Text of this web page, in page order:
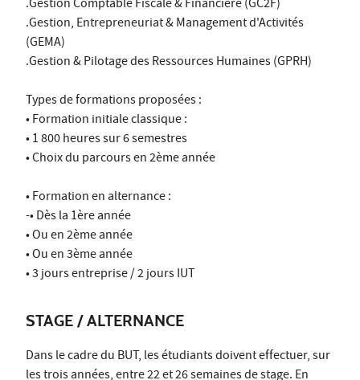
.Gestion Comptable Fiscale & Financière (GC2F)
.Gestion, Entrepreneuriat & Management d'Activités
(GEMA)
.Gestion & Pilotage des Ressources Humaines (GPRH)
Types de formations proposées :
• Formation initiale classique :
• 1 800 heures sur 6 semestres
• Choix du parcours en 2ème année
• Formation en alternance :
-• Dès la 1ère année
• Ou en 2ème année
• Ou en 3ème année
• 3 jours entreprise / 2 jours IUT
STAGE / ALTERNANCE
Dans le cadre du BUT, les étudiants doivent effectuer, sur
les trois années, entre 22 et 26 semaines de stage. En